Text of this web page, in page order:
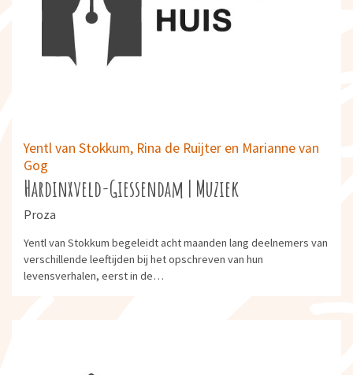
Yentl van Stokkum, Rina de Ruijter en Marianne van
Gog
Hardinxveld-Giessendam | Muziek
Proza
Yentl van Stokkum begeleidt acht maanden lang deelnemers van
verschillende leeftijden bij het opschreven van hun
levensverhalen, eerst in de…